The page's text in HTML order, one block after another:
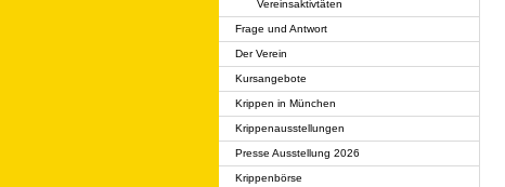
Vereinsaktivtäten
Frage und Antwort
Der Verein
Kursangebote
Krippen in München
Krippenausstellungen
Presse Ausstellung 2026
Krippenbörse